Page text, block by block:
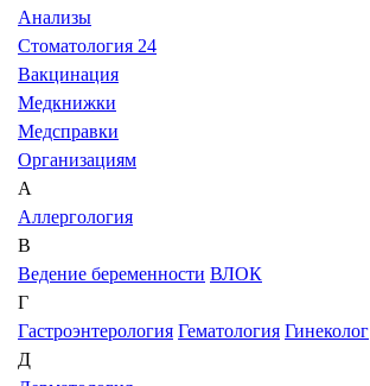
Анализы
Стоматология 24
Вакцинация
Медкнижки
Медсправки
Организациям
А
Аллергология
В
Ведение беременности ВЛОК
Г
Гастроэнтерология Гематология Гинеколог
Д